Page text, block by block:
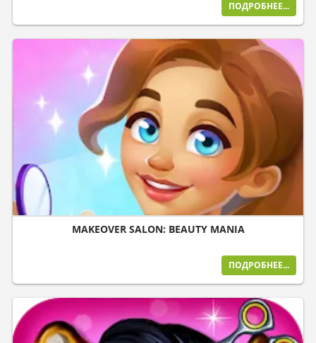
ПОДРОБНЕЕ...
MAKEOVER SALON: BEAUTY MANIA
ПОДРОБНЕЕ...